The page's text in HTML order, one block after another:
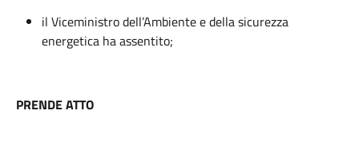
il Viceministro dell’Ambiente e della sicurezza
energetica ha assentito;
PRENDE ATTO